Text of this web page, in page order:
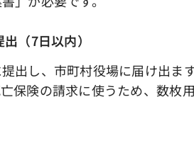
（7日以内）
出し、市町村役場に届け出ま
保険の請求に使うため、数枚